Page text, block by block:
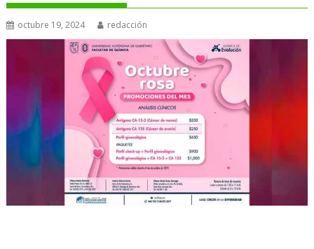
octubre 19, 2024 redacción